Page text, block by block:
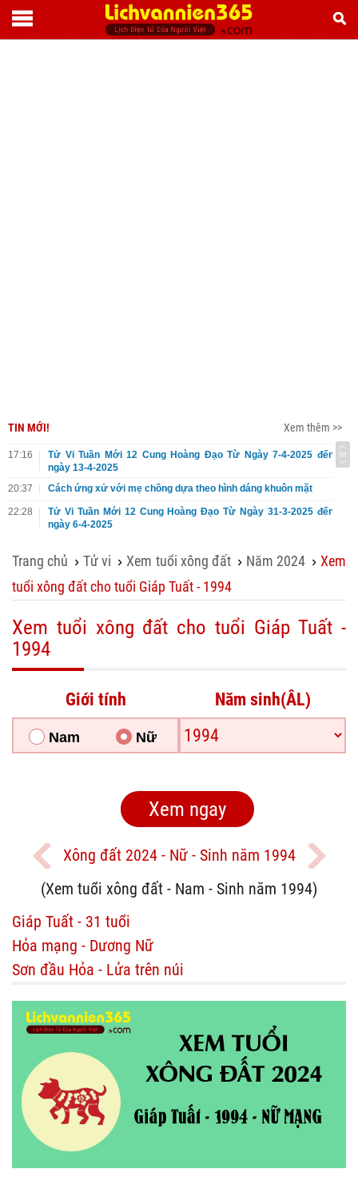
TIN MỚI! Xem thêm >>
17:16
Tử Vi Tuần Mới 12 Cung Hoàng Đạo Từ Ngày 7-4-2025 đến
ngày 13-4-2025
20:37
Cách ứng xử với mẹ chồng dựa theo hình dáng khuôn mặt
22:28
Tử Vi Tuần Mới 12 Cung Hoàng Đạo Từ Ngày 31-3-2025 đến
ngày 6-4-2025
Trang chủ ›Tử vi ›Xem tuổi xông đất › Năm 2024 ›Xem
tuổi xông đất cho tuổi Giáp Tuất - 1994
Xem tuổi xông đất cho tuổi Giáp Tuất -
1994
Giới tính
Nam Nữ
Năm sinh(ÂL)
Xông đất 2024 - Nữ - Sinh năm 1994
(Xem tuổi xông đất - Nam - Sinh năm 1994)
Giáp Tuất - 31 tuổi
Hỏa mạng - Dương Nữ
Sơn đầu Hỏa - Lửa trên núi